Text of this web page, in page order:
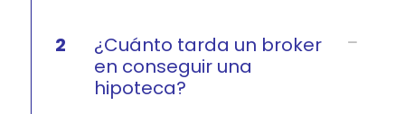
2
¿Cuánto tarda un broker
en conseguir una
hipoteca?